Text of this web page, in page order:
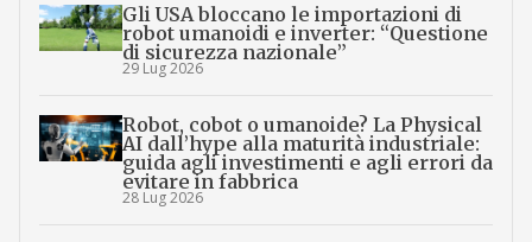
Gli USA bloccano le importazioni di
robot umanoidi e inverter: “Questione
di sicurezza nazionale”
29 Lug 2026
Robot, cobot o umanoide? La Physical
AI dall’hype alla maturità industriale:
guida agli investimenti e agli errori da
evitare in fabbrica
28 Lug 2026